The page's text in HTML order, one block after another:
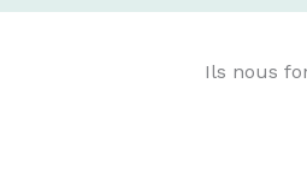
Ils nous